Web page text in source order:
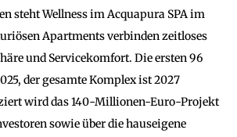
steht Wellness im Acquapura SPA im
Apartments verbinden zeitloses
und Servicekomfort. Die ersten 96
der gesamte Komplex ist 2027
wird das 140-Millionen-Euro-Projekt
sowie über die hauseigene